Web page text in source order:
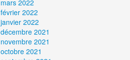
mars 2022
février 2022
janvier 2022
décembre 2021
novembre 2021
octobre 2021